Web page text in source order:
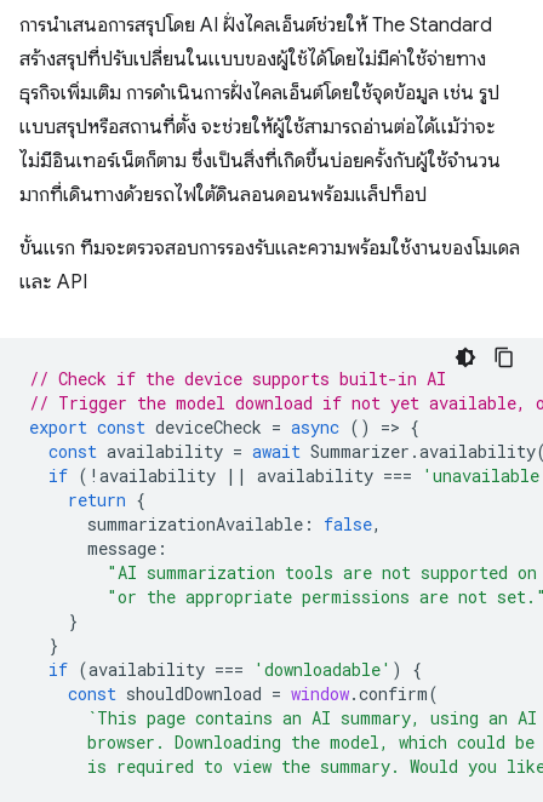
การนำเสนอการสรุปโดย AI ฝั่งไคลเอ็นต์ช่วยให้ The Standard
สร้างสรุปที่ปรับเปลี่ยนในแบบของผู้ใช้ได้โดยไม่มีค่าใช้จ่ายทาง
ธุรกิจเพิ่มเติม การดำเนินการฝั่งไคลเอ็นต์โดยใช้จุดข้อมูล เช่น รูป
แบบสรุปหรือสถานที่ตั้ง จะช่วยให้ผู้ใช้สามารถอ่านต่อได้แม้ว่าจะ
ไม่มีอินเทอร์เน็ตก็ตาม ซึ่งเป็นสิ่งที่เกิดขึ้นบ่อยครั้งกับผู้ใช้จำนวน
มากที่เดินทางด้วยรถไฟใต้ดินลอนดอนพร้อมแล็ปท็อป
ขั้นแรก ทีมจะตรวจสอบการรองรับและความพร้อมใช้งานของโมเดล
และ API
// Check if the device supports built-in AI
// Trigger the model download if not yet available,
export const deviceCheck = async () => {
const availability = await Summarizer .availability
if ( ! availability || availability ===
return {
summarizationAvailable : false,
message :
"AI summarization tools are not supported
"or the appropriate permissions are not
}
}
if (availability === 'downloadable' )
{
const shouldDownload = window.confirm(
`This page contains an AI summary, using an
browser. Downloading the model, which could
is required to view the summary. Would you